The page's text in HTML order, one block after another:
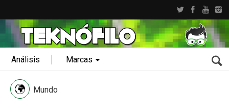
Análisis Marcas
Mundo